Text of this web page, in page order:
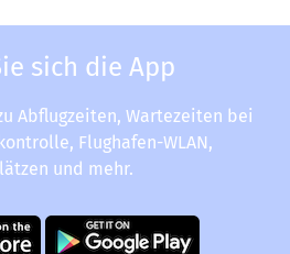
sich die App
Abflugzeiten, Wartezeiten bei
Flughafen-WLAN,
und mehr.